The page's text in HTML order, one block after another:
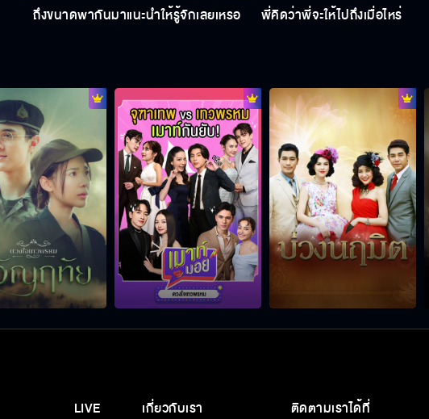
ถึงขนาดพากันมาแนะนําให้รู้จักเลยเหรอ พี่คิดว่าพี่จะให้ไปถึงเมื่อไหร่
LIVE เกี่ยวกับเรา ติดตามเราได้ที่